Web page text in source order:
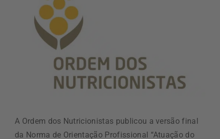
A Ordem dos Nutricionistas publicou a versão final
da Norma de Orientação Profissional “Atuação do